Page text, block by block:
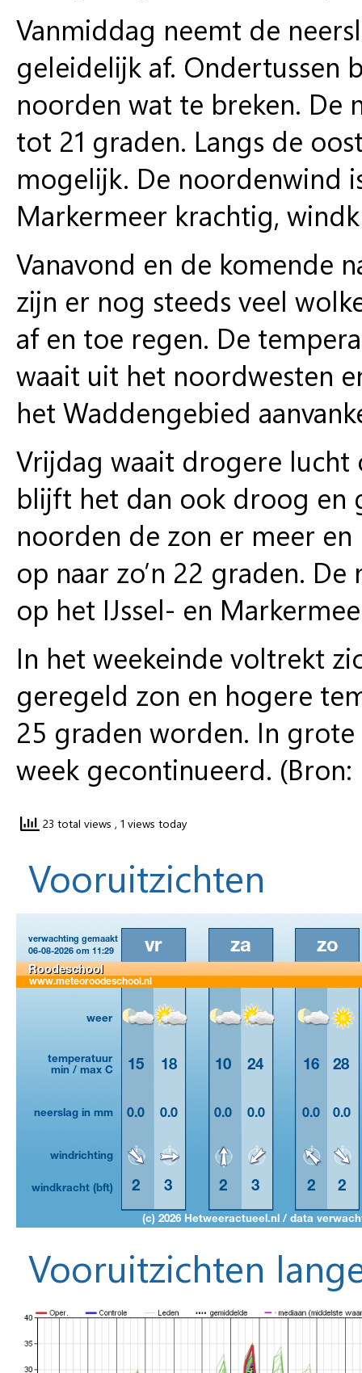
Vanmiddag neemt de
geleidelijk af. Ondertussen
noorden wat te breken. De
tot 21 graden. Langs de
mogelijk. De noordenwind
Markermeer krachtig,
Vanavond en de komende
zijn er nog steeds veel
af en toe regen. De
waait uit het noordwesten
het Waddengebied
Vrijdag waait drogere lucht
blijft het dan ook droog en
noorden de zon er meer
op naar zo’n 22 graden.
op het IJssel- en
In het weekeinde voltrekt
geregeld zon en hogere
25 graden worden. In
week gecontinueerd.
23 total views , 1 views today
Vooruitzichten
Vooruitzichten